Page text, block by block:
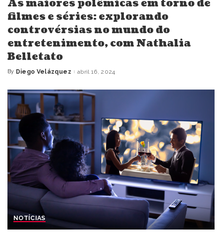
As maiores polêmicas em torno de
filmes e séries: explorando
controvérsias no mundo do
entretenimento, com Nathalia
Belletato
Posted
By Diego Velázquez abril 16, 2024
NOTÍCIAS